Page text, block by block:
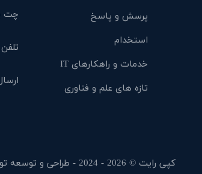
پرسش و پاسخ
استخدام
خدمات و راهکارهای IT
تازه های علم و فناوری
چت
تلفن :
کپی رایت © 2026 - 2024 - طراحی و توسعه توسط خدمات IT هزاره سوم